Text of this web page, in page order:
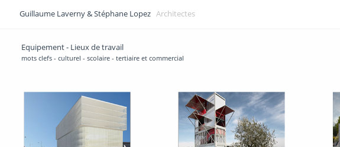
Guillaume Laverny & Stéphane Lopez Architectes
Equipement - Lieux de travail
mots clefs - culturel - scolaire - tertiaire et commercial